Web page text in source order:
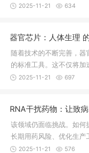
行性疾病，从抗感染治
2025-11-21 634
器官芯片：人体生理
随着技术的不断完善，
的标准工具。这不仅将
实验的依赖，推动医药
2025-11-21 697
RNA干扰药物：让致
该领域仍面临挑战。如
长期用药风险、优化生
着技术不断成熟和治疗方
2025-11-21 576